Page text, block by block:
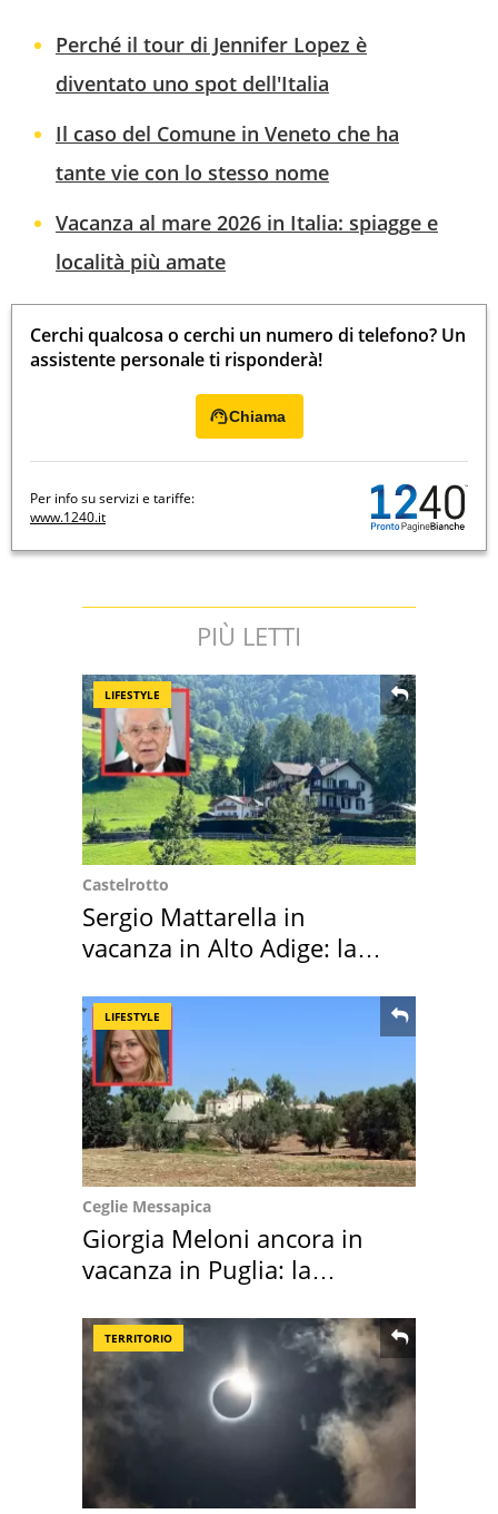
Perché il tour di Jennifer Lopez è
diventato uno spot dell'Italia
Il caso del Comune in Veneto che ha
tante vie con lo stesso nome
Vacanza al mare 2026 in Italia: spiagge e
località più amate
Cerchi qualcosa o cerchi un numero di telefono? Un
assistente personale ti risponderà!
Chiama
Per info su servizi e tariffe:
www.1240.it
PIÙ LETTI
LIFESTYLE
Castelrotto
Sergio Mattarella in
vacanza in Alto Adige: la
LIFESTYLE
Ceglie Messapica
Giorgia Meloni ancora in
vacanza in Puglia: la
TERRITORIO